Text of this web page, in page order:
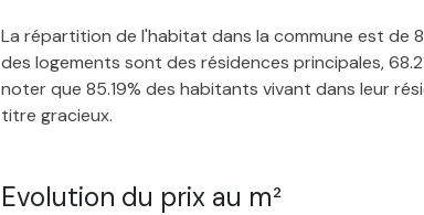
La répartition de l'habitat dans la commune est de
des logements sont des résidences principales,
noter que 85.19% des habitants vivant dans leur
titre gracieux.
Evolution du prix au m²